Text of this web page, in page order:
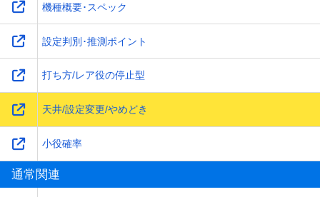
機種概要･スペック
設定判別･推測ポイント
打ち方/レア役の停止型
天井/設定変更/やめどき
小役確率
通常関連